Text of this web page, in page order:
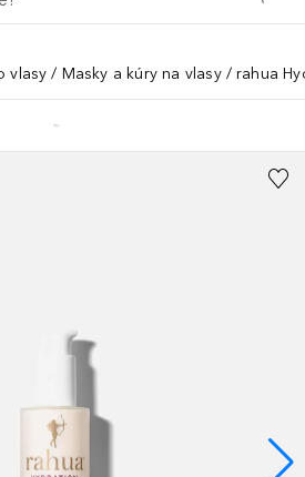
vlasy Masky a kúry na vlasy rahua